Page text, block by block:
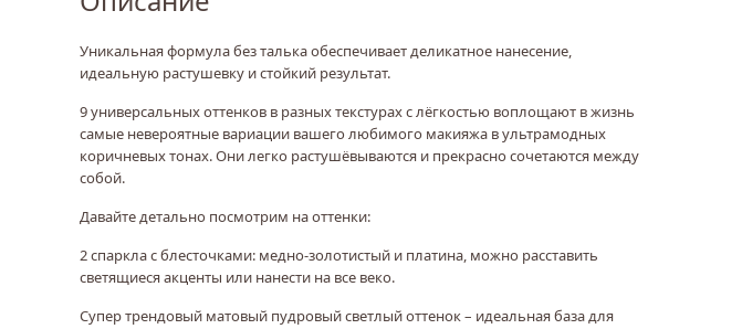
Уникальная формула без талька обеспечивает деликатное нанесение,
идеальную растушевку и стойкий результат.
9 универсальных оттенков в разных текстурах с лёгкостью воплощают в жизнь
самые невероятные вариации вашего любимого макияжа в ультрамодных
коричневых тонах. Они легко растушёвываются и прекрасно сочетаются между
собой.
Давайте детально посмотрим на оттенки:
2 спаркла с блесточками: медно-золотистый и платина, можно расставить
светящиеся акценты или нанести на все веко.
Супер трендовый матовый пудровый светлый оттенок – идеальная база для